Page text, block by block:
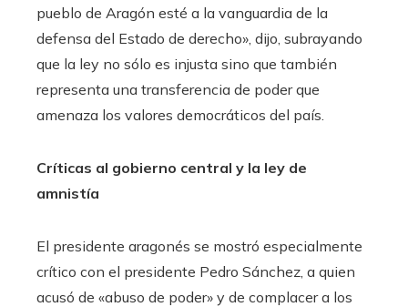
pueblo de Aragón esté a la vanguardia de la
defensa del Estado de derecho», dijo, subrayando
que la ley no sólo es injusta sino que también
representa una transferencia de poder que
amenaza los valores democráticos del país.
Críticas al gobierno central y la ley de
amnistía
El presidente aragonés se mostró especialmente
crítico con el presidente Pedro Sánchez, a quien
acusó de «abuso de poder» y de complacer a los